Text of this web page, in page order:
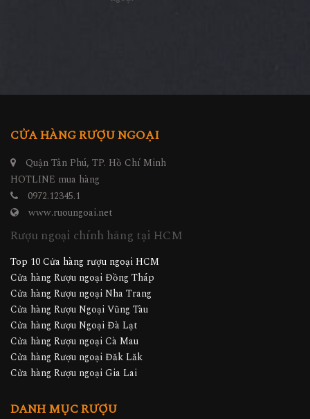
Quận Tân Phú, TP. Hồ Chí Minh
HOTLINE mua hàng
0972.12345.1
www.ruoungoai.net
Rượu ngoại chính hãng tại HCM
Top 10 Cửa hàng rượu ngoại HCM
Cửa hàng Rượu ngoại Đồng Tháp
Cửa hàng Rượu ngoại Nha Trang
Cửa hàng Rượu Ngoại Vũng Tàu
Cửa hàng Rượu Ngoại Đà Lạt
Cửa hàng Rượu ngoại Cà Mau
Cửa hàng Rượu ngoại Đăk Lăk
Cửa hàng Rượu ngoại Gia Lai